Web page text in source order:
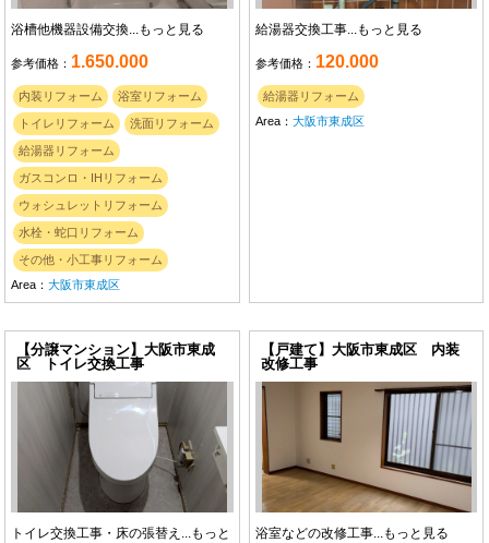
浴槽他機器設備交換...もっと見る
参考価格： 1.650.000
内装リフォーム 浴室リフォーム
トイレリフォーム 洗面リフォーム
給湯器リフォーム
ガスコンロ・IHリフォーム
ウォシュレットリフォーム
水栓・蛇口リフォーム
その他・小工事リフォーム
Area：大阪市東成区
給湯器交換工事...もっと見る
参考価格： 120.000
給湯器リフォーム
Area：大阪市東成区
【分譲マンション】大阪市東成
区 トイレ交換工事
トイレ交換工事・床の張替え...もっと
【戸建て】大阪市東成区 内装
改修工事
浴室などの改修工事...もっと見る